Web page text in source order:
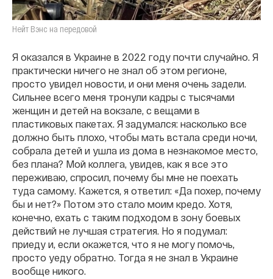
Нейт Вэнс на передовой
Я оказался в Украине в 2022 году почти случайно. Я
практически ничего не знал об этом регионе,
просто увидел новости, и они меня очень задели.
Сильнее всего меня тронули кадры с тысячами
женщин и детей на вокзале, с вещами в
пластиковых пакетах. Я задумался: насколько все
должно быть плохо, чтобы мать встала среди ночи,
собрала детей и ушла из дома в незнакомое место,
без плана? Мой коллега, увидев, как я все это
переживаю, спросил, почему бы мне не поехать
туда самому. Кажется, я ответил: «Да похер, почему
бы и нет?» Потом это стало моим кредо. Хотя,
конечно, ехать с таким подходом в зону боевых
действий не лучшая стратегия. Но я подумал:
приеду и, если окажется, что я не могу помочь,
просто уеду обратно. Тогда я не знал в Украине
вообще никого.